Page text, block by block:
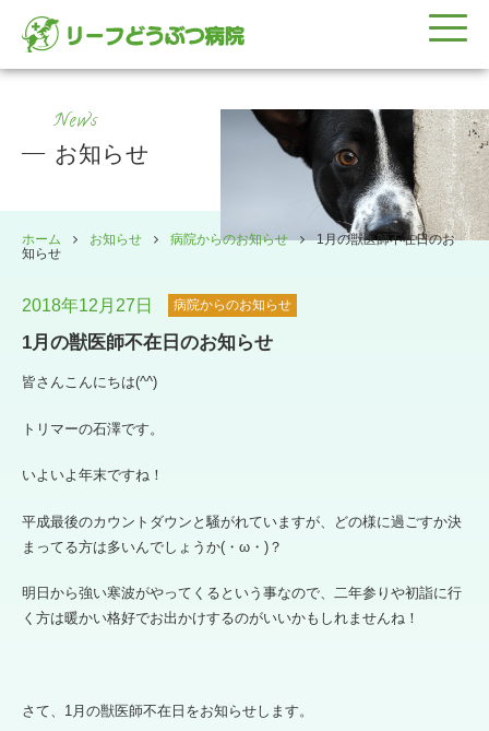
News
お知らせ
ホーム お知らせ 病院からのお知らせ
1月の獣医師不在日のお
知らせ
2018年12月27日 病院からのお知らせ
1月の獣医師不在日のお知らせ
皆さんこんにちは(^^)
トリマーの石澤です。
いよいよ年末ですね！
平成最後のカウントダウンと騒がれていますが、どの様に過ごすか決
まってる方は多いんでしょうか(・ω・)？
明日から強い寒波がやってくるという事なので、二年参りや初詣に行
く方は暖かい格好でお出かけするのがいいかもしれませんね！
さて、1月の獣医師不在日をお知らせします。